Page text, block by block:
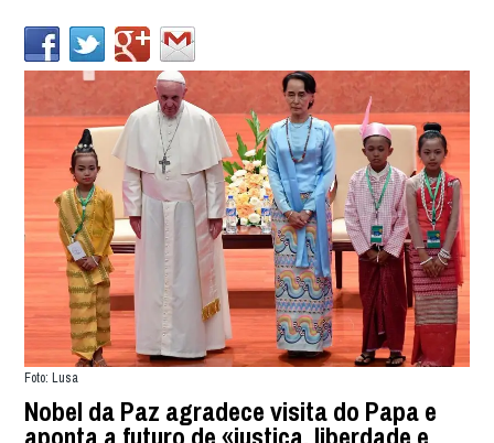
Foto: Lusa
Nobel da Paz agradece visita do Papa e